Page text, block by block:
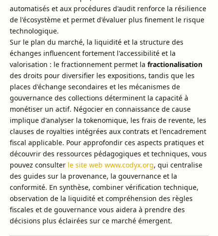
automatisés et aux procédures d'audit renforce la résilience
de l'écosystème et permet d'évaluer plus finement le risque
technologique.
Sur le plan du marché, la liquidité et la structure des
échanges influencent fortement l'accessibilité et la
valorisation : le fractionnement permet la fractionalisation
des droits pour diversifier les expositions, tandis que les
places d'échange secondaires et les mécanismes de
gouvernance des collections déterminent la capacité à
monétiser un actif. Négocier en connaissance de cause
implique d'analyser la tokenomique, les frais de revente, les
clauses de royalties intégrées aux contrats et l'encadrement
fiscal applicable. Pour approfondir ces aspects pratiques et
découvrir des ressources pédagogiques et techniques, vous
pouvez consulter le site web www.codyx.org, qui centralise
des guides sur la provenance, la gouvernance et la
conformité. En synthèse, combiner vérification technique,
observation de la liquidité et compréhension des règles
fiscales et de gouvernance vous aidera à prendre des
décisions plus éclairées sur ce marché émergent.